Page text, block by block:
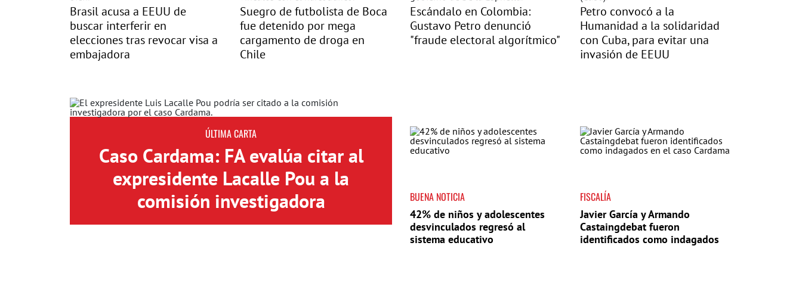
Brasil acusa a EEUU de
buscar interferir en
elecciones tras revocar visa a
embajadora
Suegro de futbolista de Boca
fue detenido por mega
cargamento de droga en
Chile
Escándalo en Colombia:
Gustavo Petro denunció
"fraude electoral algorítmico"
Petro convocó a la
Humanidad a la solidaridad
con Cuba, para evitar una
invasión de EEUU
ÚLTIMA CARTA
Caso Cardama: FA evalúa citar al
expresidente Lacalle Pou a la
comisión investigadora
BUENA NOTICIA
42% de niños y adolescentes
desvinculados regresó al
sistema educativo
FISCALÍA
Javier García y Armando
Castaingdebat fueron
identificados como indagados